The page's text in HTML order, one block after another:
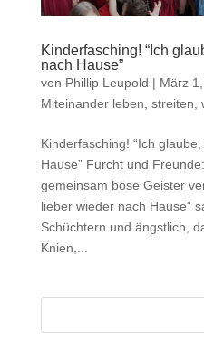
Kinderfasching! “Ich
nach Hause”
von Phillip Leupold | März
Miteinander leben, streiten,
Kinderfasching! “Ich
Hause” Furcht und
gemeinsam böse Geister
lieber wieder nach Hause”
Schüchtern und ängstlich,
Knien,...